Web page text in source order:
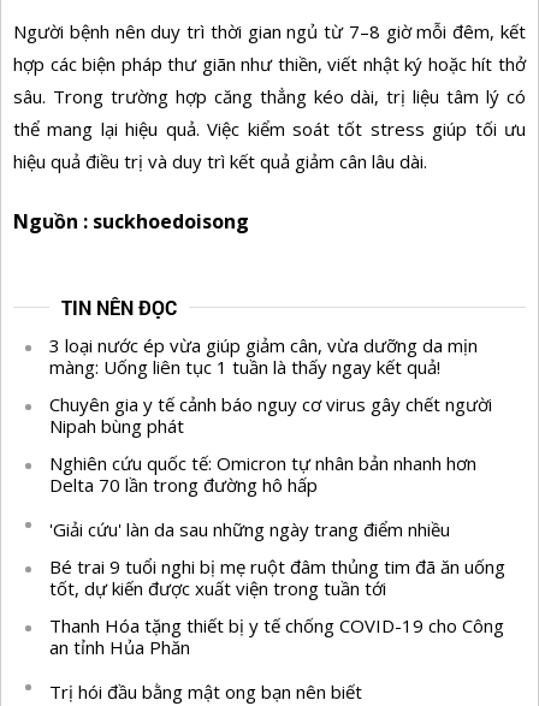
Người bệnh nên duy trì thời gian ngủ từ 7–8 giờ mỗi đêm, kết
hợp các biện pháp thư giãn như thiền, viết nhật ký hoặc hít thở
sâu. Trong trường hợp căng thẳng kéo dài, trị liệu tâm lý có
thể mang lại hiệu quả. Việc kiểm soát tốt stress giúp tối ưu
hiệu quả điều trị và duy trì kết quả giảm cân lâu dài.
Nguồn : suckhoedoisong
TIN NÊN ĐỌC
3 loại nước ép vừa giúp giảm cân, vừa dưỡng da mịn
màng: Uống liên tục 1 tuần là thấy ngay kết quả!
Chuyên gia y tế cảnh báo nguy cơ virus gây chết người
Nipah bùng phát
Nghiên cứu quốc tế: Omicron tự nhân bản nhanh hơn
Delta 70 lần trong đường hô hấp
'Giải cứu' làn da sau những ngày trang điểm nhiều
Bé trai 9 tuổi nghi bị mẹ ruột đâm thủng tim đã ăn uống
tốt, dự kiến được xuất viện trong tuần tới
Thanh Hóa tặng thiết bị y tế chống COVID-19 cho Công
an tỉnh Hủa Phăn
Trị hói đầu bằng mật ong bạn nên biết